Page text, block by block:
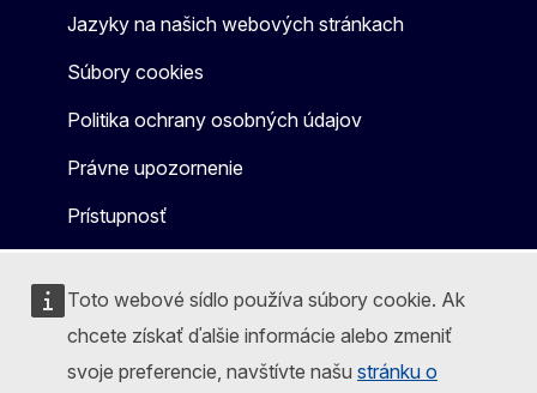
Toto webové sídlo používa súbory cookie. Ak
chcete získať ďalšie informácie alebo zmeniť
svoje preferencie, navštívte našu stránku o
Jazyky na našich webových stránkach
Súbory cookies
Politika ochrany osobných údajov
Právne upozornenie
Prístupnosť